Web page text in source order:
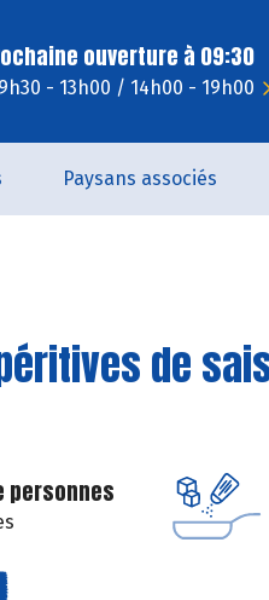
ouverture à 09:30
- 13h00 / 14h00 - 19h00
Paysans associés
de
personnes